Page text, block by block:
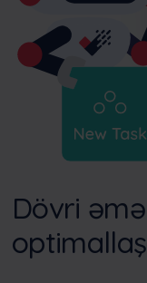
Dövri